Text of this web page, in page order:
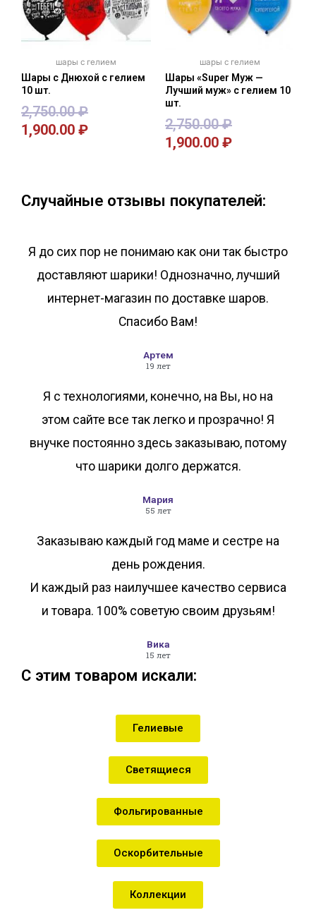
шары с гелием
Шары с Днюхой с гелием
10 шт.
2,750.00₽
1,900.00 ₽
шары с гелием
Шары «Super Муж —
Лучший муж» с гелием 10
шт.
2,750.00₽
1,900.00 ₽
Случайные отзывы покупателей:
Я до сих пор не понимаю как они так быстро
доставляют шарики! Однозначно, лучший
интернет-магазин по доставке шаров.
Спасибо Вам!
Артем
19 лет
Я с технологиями, конечно, на Вы, но на
этом сайте все так легко и прозрачно! Я
внучке постоянно здесь заказываю, потому
что шарики долго держатся.
Мария
55 лет
Заказываю каждый год маме и сестре на
день рождения.
И каждый раз наилучшее качество сервиса
и товара. 100% советую своим друзьям!
Вика
15 лет
С этим товаром искали:
Гелиевые
Светящиеся
Фольгированные
Оскорбительные
Коллекции